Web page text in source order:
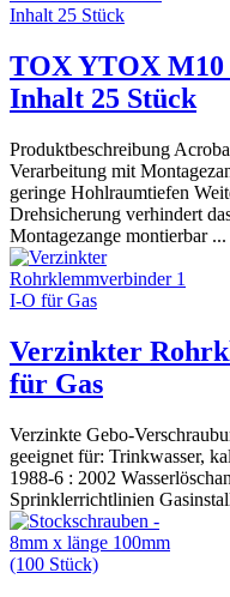
TOX YTOX M10
Inhalt 25 Stück
Produktbeschreibung
Verarbeitung mit
geringe Hohlraumtiefen
Drehsicherung verhindert
Montagezange montierbar ...
Verzinkter
für Gas
Verzinkte Gebo-
geeignet für: Trinkwasser,
1988-6 : 2002
Sprinklerrichtlinien